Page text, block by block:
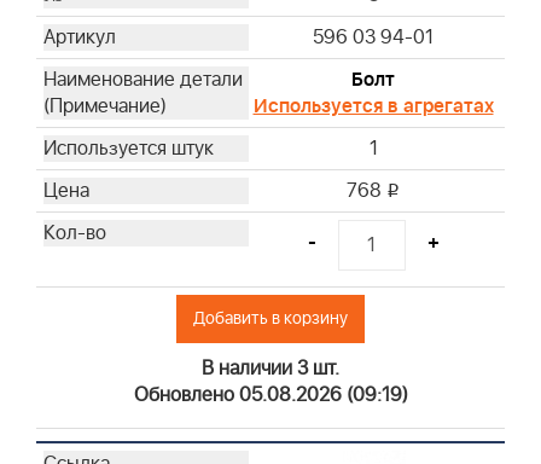
596 03 94-01
Болт
Используется в агрегатах
1
768 i
- +
Добавить в корзину
В наличии 3 шт.
Обновлено 05.08.2026 (09:19)